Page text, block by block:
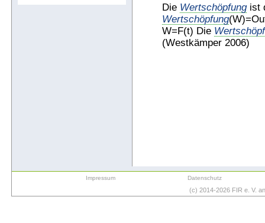
Die Wertschöpfungist
Wertschöpfung
W=F(t) Die
(Westkämper 2006)
Impressum Datenschutz
(c) 2014-2026 FIR e. V.